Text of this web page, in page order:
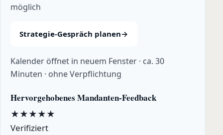
möglich
Strategie-Gespräch planen→
Kalender öffnet in neuem Fenster · ca. 30
Minuten · ohne Verpflichtung
Hervorgehobenes Mandanten-Feedback
★★★★★
Verifiziert